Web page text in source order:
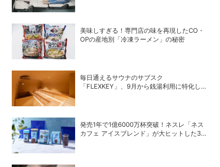
美味しすぎる！専門店の味を再現したCO・
OPの産地別「冷凍ラーメン」の秘密
毎日通えるサウナのサブスク
「FLEXKEY」、9月から銭湯利用に特化した
発売1年で1億6000万杯突破！ネスレ「ネス
カフェ アイスブレンド」が大ヒットした3つ